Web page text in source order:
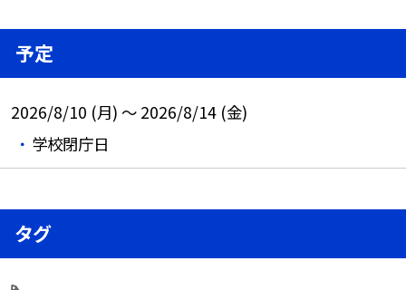
予定
2026/8/10 (月) ～ 2026/8/14 (金)
学校閉庁日
タグ